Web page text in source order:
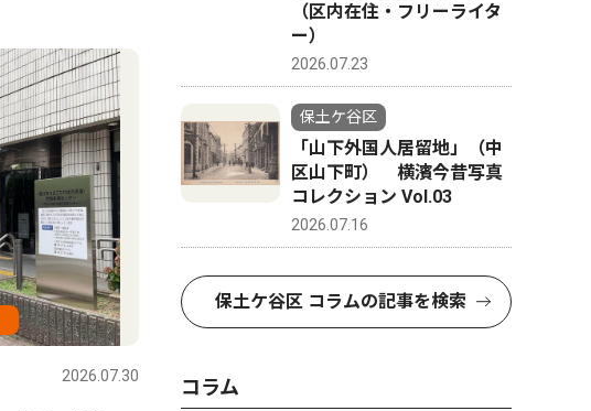
2026.07.30
トップニュース
保土ケ谷区
（区内在住・フリーライタ
ー）
2026.07.23
保土ケ谷区
「山下外国人居留地」（中
区山下町） 横濱今昔写真
コレクション Vol.03
2026.07.16
保土ケ谷区 コラムの記事を検索
コラム